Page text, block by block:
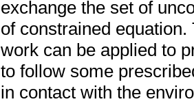
exchange the set of
of constrained
work can be applied to
to follow some
in contact with the